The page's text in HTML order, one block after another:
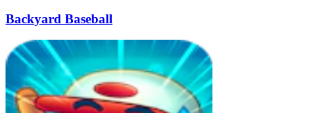
Backyard Baseball